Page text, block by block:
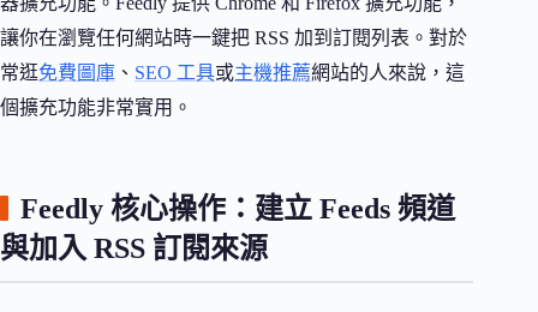
讓你在瀏覽任何網站時一鍵把 RSS 加到訂閱列表。對於
常逛免費圖庫 、 SEO 工具或主機推薦網站的人來說，這
個擴充功能非常實用。
Feedly 核心操作：建立 Feeds 頻道
與加入 RSS 訂閱來源